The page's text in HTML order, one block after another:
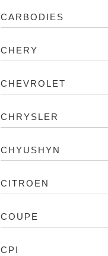
CARBODIES
CHERY
CHEVROLET
CHRYSLER
CHYUSHYN
CITROEN
COUPE
CPI